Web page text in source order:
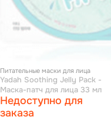
Питательные маски для лица
Yadah Soothing Jelly Pack -
Маска-патч для лица 33 мл
Недоступно для
заказа